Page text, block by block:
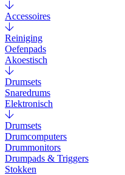
Accessoires
Reiniging
Oefenpads
Akoestisch
Drumsets
Snaredrums
Elektronisch
Drumsets
Drumcomputers
Drummonitors
Drumpads & Triggers
Stokken